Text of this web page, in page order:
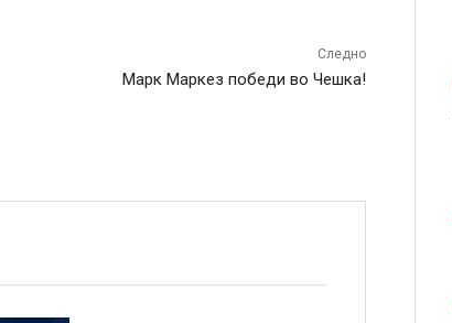
Следно
Марк Маркез победи во Чешка!